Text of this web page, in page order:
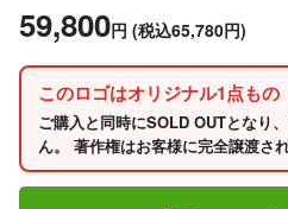
59,800円 (税込65,780円)
このロゴはオリジナル1点もの
ご購入と同時にSOLD OUTとなり
ん。 著作権はお客様に完全譲渡され